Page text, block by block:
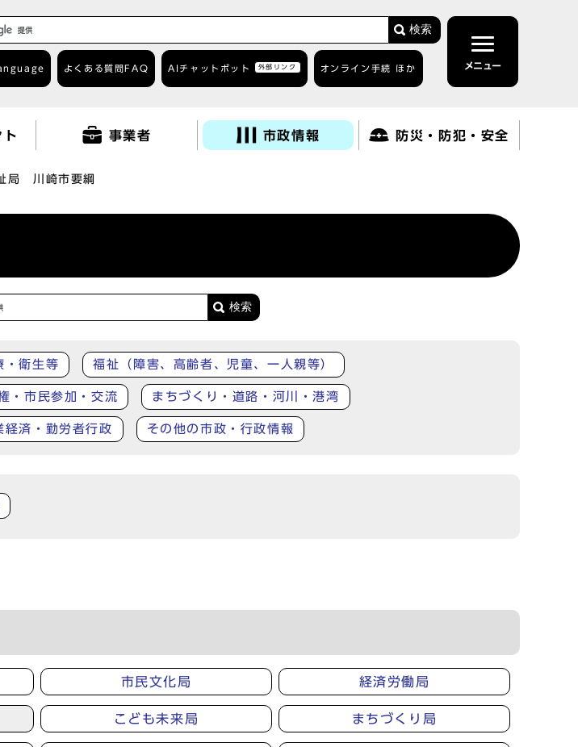
検索
よくある質問 FAQ AIチャットボット 外部リンク オンライン手続 ほか メニュー
ト 事業者 市政情報 防災・防犯・安全
局 川崎市要綱
・衛生等 福祉（障害、高齢者、児童、一人親等）
・市民参加・交流 まちづくり・道路・河川・港湾
経済・勤労者行政 その他の市政・行政情報
市民文化局 経済労働局
こども未来局 まちづくり局